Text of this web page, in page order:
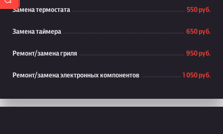
Замена термостата 550 руб.
Замена таймера 650 руб.
Ремонт/замена гриля 950 руб.
Ремонт/замена электронных компонентов 1 050 руб.